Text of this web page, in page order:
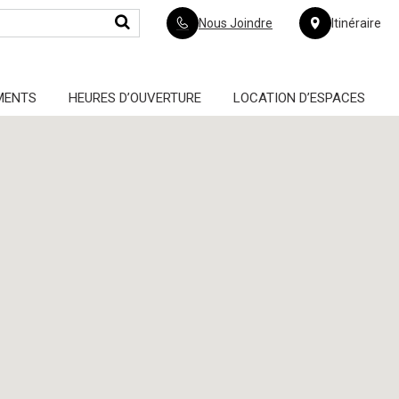
Nous Joindre Itinéraire
HEURES D’OUVERTURE LOCATION D’ESPACES